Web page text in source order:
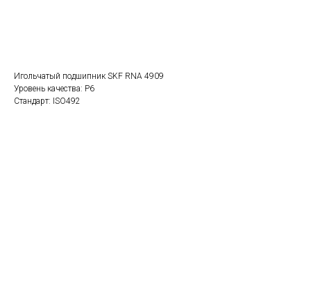
Игольчатый подшипник SKF RNA 4909
Уровень качества: P6
Стандарт: ISO492